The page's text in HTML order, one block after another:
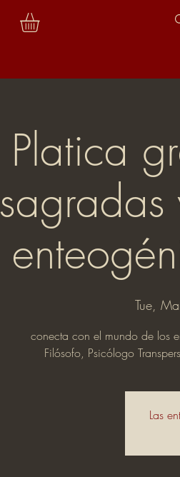
Platica
sagradas
Tue,
conecta con el mundo de los
Filósofo, Psicólogo
Las